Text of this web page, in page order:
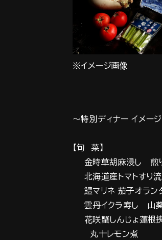
※イメージ画像
～特別ディナー イメー
【旬 菜】
金時草胡麻浸し 煎
北海道産トマトすり
鱧マリネ 茄子オラ
雲丹イクラ寿し 山
花咲蟹しんじょ蓮根
丸十レモン煮